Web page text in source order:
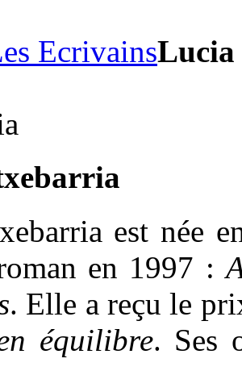
Ecrivains
est née
en 1997 :
. Elle a reçu le
équilibre. Ses